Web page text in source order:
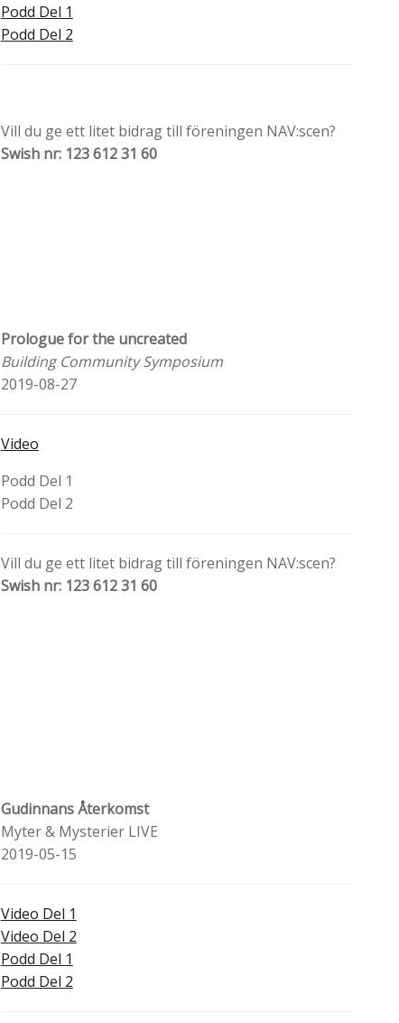
Podd Del 1
Podd Del 2
Vill du ge ett litet bidrag till föreningen NAV:scen?
Swish nr: 123 612 31 60
Prologue for the uncreated
Building Community Symposium
2019-08-27
Video
Podd Del 1
Podd Del 2
Vill du ge ett litet bidrag till föreningen NAV:scen?
Swish nr: 123 612 31 60
Gudinnans Återkomst
Myter & Mysterier LIVE
2019-05-15
Video Del 1
Video Del 2
Podd Del 1
Podd Del 2